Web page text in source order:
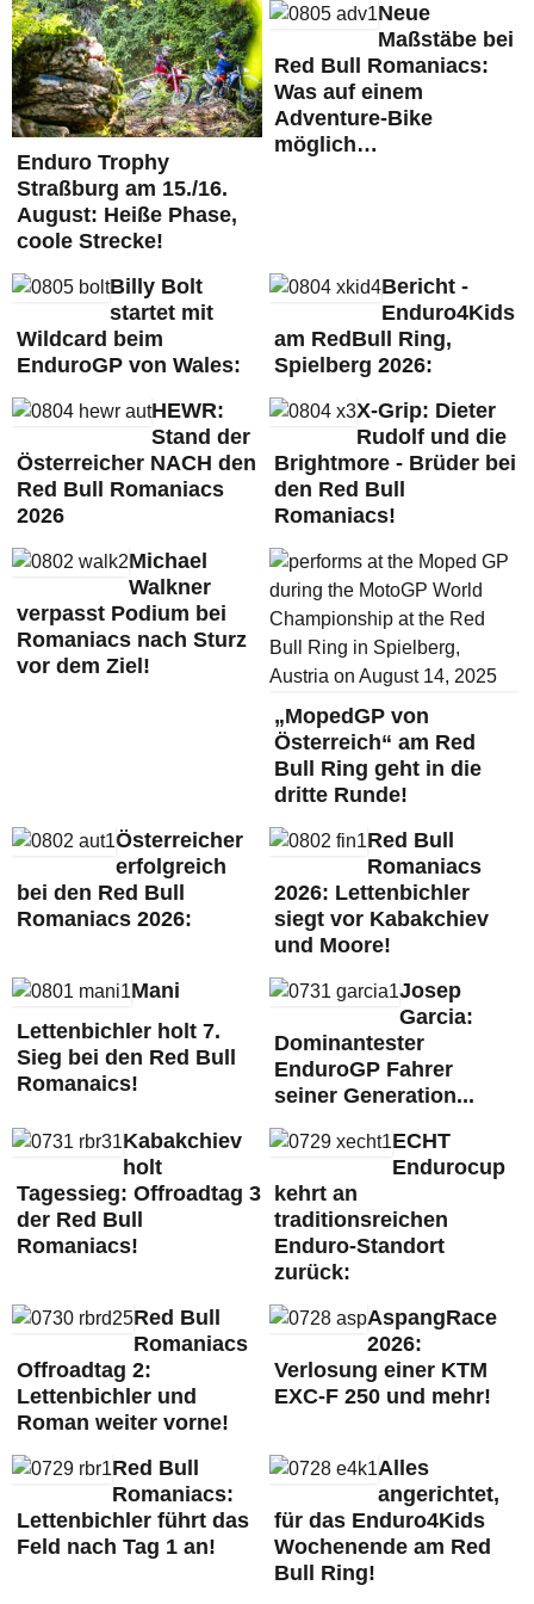
Enduro Trophy
Straßburg am 15./16.
August: Heiße Phase,
coole Strecke!
Neue
Maßstäbe bei
Red Bull Romaniacs:
Was auf einem
Adventure-Bike
möglich…
Billy Bolt
startet mit
Wildcard beim
EnduroGP von Wales:
Bericht -
Enduro4Kids
am RedBull Ring,
Spielberg 2026:
HEWR:
Stand der
Österreicher NACH den
Red Bull Romaniacs
2026
X-Grip: Dieter
Rudolf und die
Brightmore - Brüder bei
den Red Bull
Romaniacs!
Michael
Walkner
verpasst Podium bei
Romaniacs nach Sturz
vor dem Ziel!
„MopedGP von
Österreich“ am Red
Bull Ring geht in die
dritte Runde!
Österreicher
erfolgreich
bei den Red Bull
Romaniacs 2026:
Red Bull
Romaniacs
2026: Lettenbichler
siegt vor Kabakchiev
und Moore!
Mani
Lettenbichler holt 7.
Sieg bei den Red Bull
Romanaics!
Josep
Garcia:
Dominantester
EnduroGP Fahrer
seiner Generation...
Kabakchiev
holt
Tagessieg: Offroadtag 3
der Red Bull
Romaniacs!
ECHT
Endurocup
kehrt an
traditionsreichen
Enduro-Standort
zurück:
Red Bull
Romaniacs
Offroadtag 2:
Lettenbichler und
Roman weiter vorne!
AspangRace
2026:
Verlosung einer KTM
EXC-F 250 und mehr!
Red Bull
Romaniacs:
Lettenbichler führt das
Feld nach Tag 1 an!
Alles
angerichtet,
für das Enduro4Kids
Wochenende am Red
Bull Ring!